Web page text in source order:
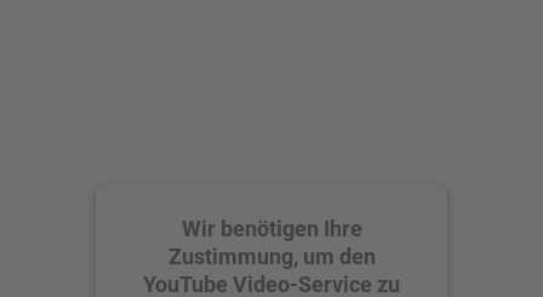
Wir benötigen Ihre
Zustimmung, um den
YouTube Video-Service zu